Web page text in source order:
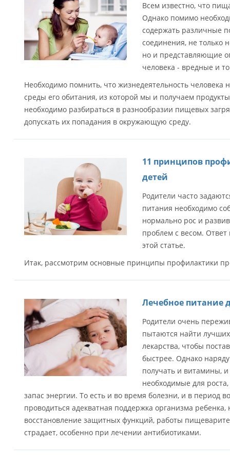
Всем известно, что
Однако помимо
содержать различные
соединения, не
но и представляющие
человека - вредные и
Необходимо помнить, что жизнедеятельность человека
среды его обитания, из которой мы и получаем
необходимо разбираться в разнообразии пищевых
допускать их попадания в окружающую среду.
11 принципов
детей
Родители часто
питания необходимо
нормально рос и
проблем с весом.
этой статье.
Итак, рассмотрим основные принципы профилактики
Лечебное питание
Родители очень
пытаются найти
лекарства, чтобы
быстрее. Однако
получать и витамины,
необходимые для
запас энергии. То есть и во время болезни, и в период
проводиться адекватная поддержка организма
восстановление защитных функций, работы
страдает, особенно при лечении антибиотиками.